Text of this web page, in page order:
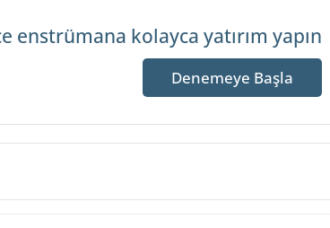
enstrümana kolayca yatırım yapın
Denemeye Başla